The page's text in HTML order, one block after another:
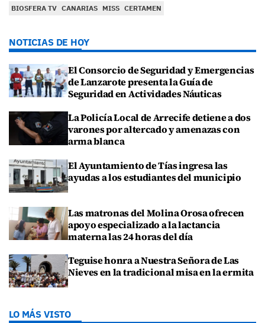
BIOSFERA TV CANARIAS MISS CERTAMEN
NOTICIAS DE HOY
El Consorcio de Seguridad y Emergencias
de Lanzarote presenta la Guía de
Seguridad en Actividades Náuticas
La Policía Local de Arrecife detiene a dos
varones por altercado y amenazas con
arma blanca
El Ayuntamiento de Tías ingresa las
ayudas a los estudiantes del municipio
Las matronas del Molina Orosa ofrecen
apoyo especializado a la lactancia
materna las 24 horas del día
Teguise honra a Nuestra Señora de Las
Nieves en la tradicional misa en la ermita
LO MÁS VISTO